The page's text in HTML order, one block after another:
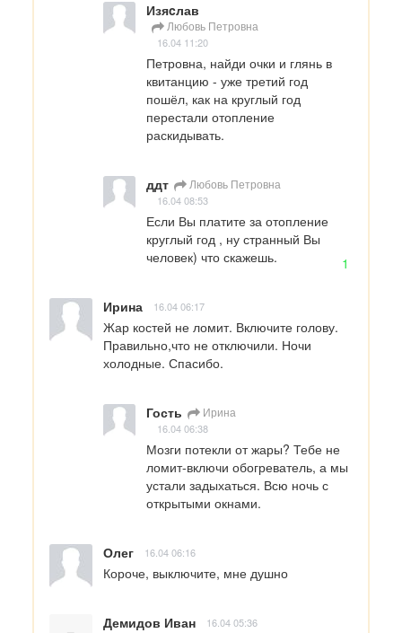
Изяcлав
Любовь Петровна
16.04 11:20
Петровна, найди очки и глянь в
квитанцию - уже третий год
пошёл, как на круглый год
перестали отопление
раскидывать.
ддт Любовь Петровна
16.04 08:53
Если Вы платите за отопление
круглый год , ну странный Вы
человек) что скажешь.
1
Ирина 16.04 06:17
Жар костей не ломит. Включите голову.
Правильно,что не отключили. Ночи
холодные. Спасибо.
Гость Ирина
16.04 06:38
Мозги потекли от жары? Тебе не
ломит-включи обогреватель, а мы
устали задыхаться. Всю ночь с
открытыми окнами.
Олег 16.04 06:16
Короче, выключите, мне душно
Демидов Иван 16.04 05:36